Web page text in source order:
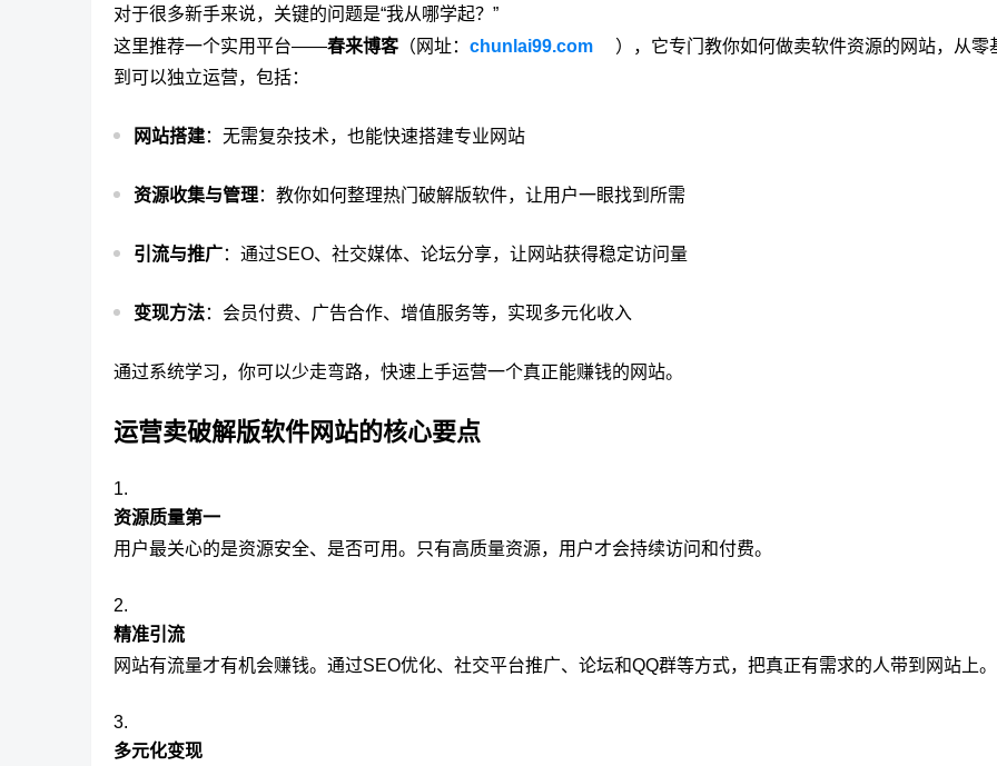
对于很多新手来说，关键的问题是“我从哪学起？”
这里推荐一个实用平台——春来博客（网址： chunlai99.com
），它专门教你如何做卖软件资源的网站，从零
到可以独立运营，包括：
网站搭建：无需复杂技术，也能快速搭建专业网站
资源收集与管理：教你如何整理热门破解版软件，让用户一眼找到所需
引流与推广：通过SEO、社交媒体、论坛分享，让网站获得稳定访问量
变现方法：会员付费、广告合作、增值服务等，实现多元化收入
通过系统学习，你可以少走弯路，快速上手运营一个真正能赚钱的网站。
运营卖破解版软件网站的核心要点
资源质量第一
用户最关心的是资源安全、是否可用。只有高质量资源，用户才会持续访问和付费。
精准引流
网站有流量才有机会赚钱。通过SEO优化、社交平台推广、论坛和QQ群等方式，把真正有需求的人带到网站上。
多元化变现